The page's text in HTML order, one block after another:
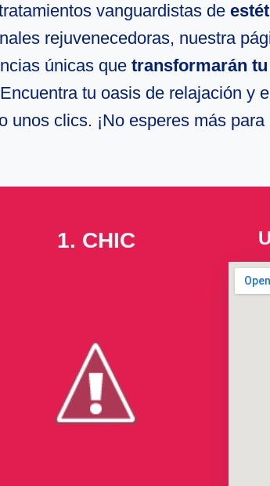
vanguardistas de
rejuvenecedoras, nuestra
únicas que transformarán
tu oasis de relajación y
unos clics. ¡No esperes más
1. CHIC